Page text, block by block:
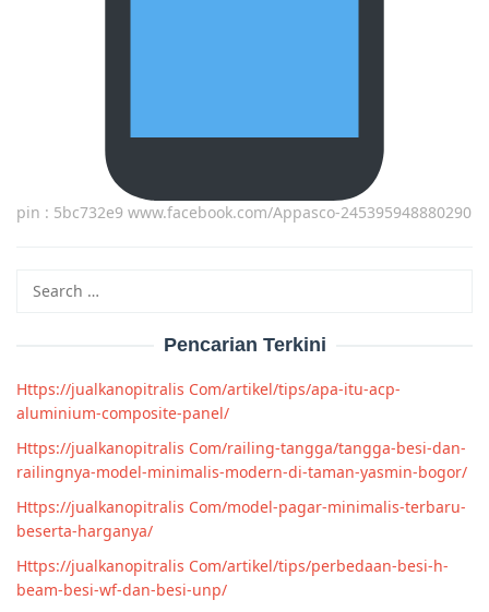
pin : 5bc732e9 www.facebook.com/Appasco-245395948880290
for:
Pencarian Terkini
Https://jualkanopitralis Com/artikel/tips/apa-itu-acp-
aluminium-composite-panel/
Https://jualkanopitralis Com/railing-tangga/tangga-besi-dan-
railingnya-model-minimalis-modern-di-taman-yasmin-bogor/
Https://jualkanopitralis Com/model-pagar-minimalis-terbaru-
beserta-harganya/
Https://jualkanopitralis Com/artikel/tips/perbedaan-besi-h-
beam-besi-wf-dan-besi-unp/